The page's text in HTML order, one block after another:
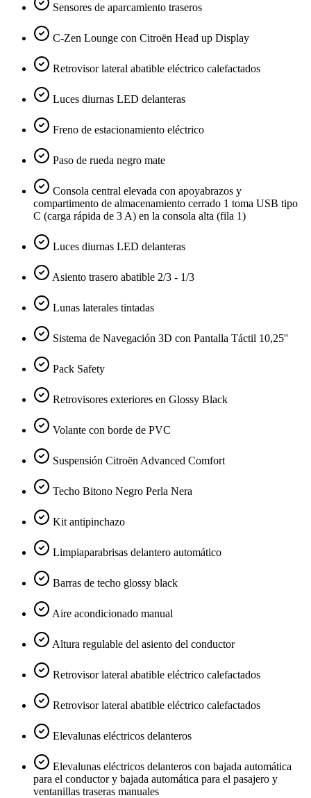
Sensores de aparcamiento traseros
C-Zen Lounge con Citroën Head up Display
Retrovisor lateral abatible eléctrico calefactados
Luces diurnas LED delanteras
Freno de estacionamiento eléctrico
Paso de rueda negro mate
Consola central elevada con apoyabrazos y
compartimento de almacenamiento cerrado 1 toma USB tipo
C (carga rápida de 3 A) en la consola alta (fila 1)
Luces diurnas LED delanteras
Asiento trasero abatible 2/3 - 1/3
Lunas laterales tintadas
Sistema de Navegación 3D con Pantalla Táctil 10,25''
Pack Safety
Retrovisores exteriores en Glossy Black
Volante con borde de PVC
Suspensión Citroën Advanced Comfort
Techo Bitono Negro Perla Nera
Kit antipinchazo
Limpiaparabrisas delantero automático
Barras de techo glossy black
Aire acondicionado manual
Altura regulable del asiento del conductor
Retrovisor lateral abatible eléctrico calefactados
Retrovisor lateral abatible eléctrico calefactados
Elevalunas eléctricos delanteros
Elevalunas eléctricos delanteros con bajada automática
para el conductor y bajada automática para el pasajero y
ventanillas traseras manuales